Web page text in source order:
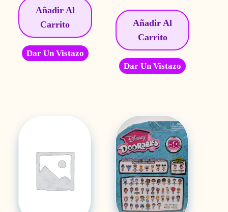
Añadir Al
Carrito
Dar Un Vistazo
Añadir Al
Carrito
Dar Un Vistazo